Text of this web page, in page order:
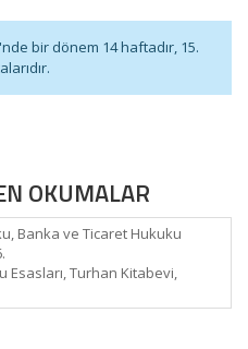
bir dönem 14 haftadır, 15.
OKUMALAR
Banka ve Ticaret Hukuku
Esasları, Turhan Kitabevi,